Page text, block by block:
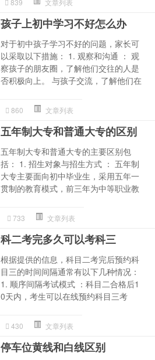
孩子上初中学习不好怎么办
对于初中孩子学习不好的问题，家长可
以采取以下措施： 1. 观察和沟通 ： 观
察孩子的朋友圈，了解他们交往的人是
否积极向上。 与孩子交流，了解他们在
860 文章列表
五年制大专和普通大专的区别
五年制大专和普通大专的主要区别包
括： 1. 招生对象与招生方式 ： 五年制
大专主要面向初中毕业生，采用五年一
贯制的教育模式，前三年为中等职业教
733 文章列表
科二考完多久可以考科三
根据提供的信息，科目二考完后预约科
目三的时间间隔通常有以下几种情况：
1. 顺序间隔考试模式 ：科目二合格后1
0天内，考生可以在线预约科目三考
430 文章列表
停车位黄线和白线区别